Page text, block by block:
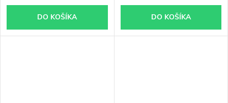
DO KOŠÍKA DO KOŠÍKA